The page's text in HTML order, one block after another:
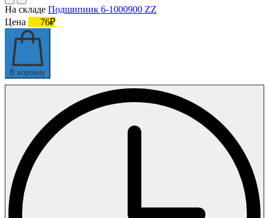
На складе Подшипник 6-1000900 ZZ
Цена
76₽
В корзину